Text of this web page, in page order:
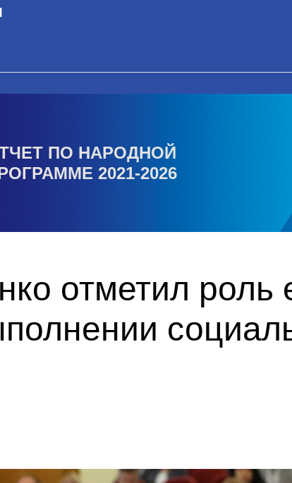
ПО НАРОДНОЙ
2021-2026
отметил роль